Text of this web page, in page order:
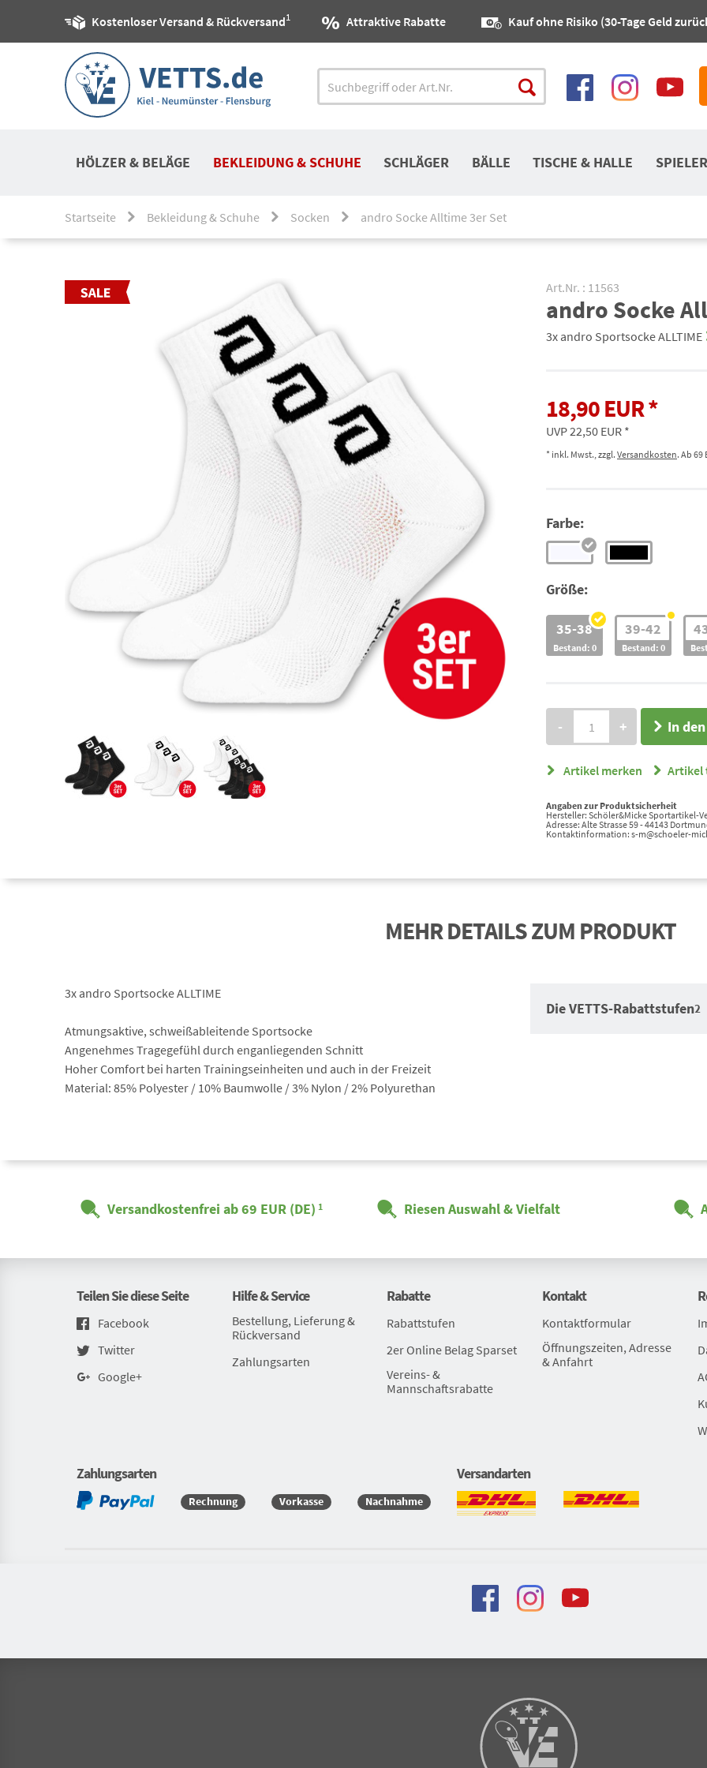
Kostenloser Versand & Rückversand1 Attraktive Rabatte Kauf ohne Risiko (30-Tage Geld
HÖLZER & BELÄGE BEKLEIDUNG & SCHUHE SCHLÄGER BÄLLE TISCHE & HALLE
Startseite Bekleidung & Schuhe Socken andro Socke Alltime 3er Set
Art.Nr. : 11563
andro Socke
3x andro Sportsocke ALLTIME
18,90 EUR
UVP 22,50 EUR
* inkl. Mwst., zzgl. Versandkosten. Ab
Farbe:
Größe:
35-38
Bestand: 0
39-42
Bestand: 0
- + In
Artikel merken Artikel
Angaben zur Produktsicherheit
Hersteller: Schöler&Micke Sportartikel-
Adresse: Alte Strasse 59 - 44143
Kontaktinformation: s-m@schoeler-
MEHR DETAILS ZUM PRODUKT
3x andro Sportsocke ALLTIME
Atmungsaktive, schweißableitende Sportsocke
Angenehmes Tragegefühl durch enganliegenden Schnitt
Hoher Comfort bei harten Trainingseinheiten und auch in der Freizeit
Material: 85% Polyester / 10% Baumwolle / 3% Nylon / 2% Polyurethan
Die VETTS-Rabattstufen2
Versandkostenfrei ab 69 EUR (DE) 1 Riesen Auswahl & Vielfalt
Teilen Sie diese Seite
Facebook
Twitter
Google+
Hilfe & Service
Bestellung, Lieferung &
Rückversand
Zahlungsarten
Rabatte
Rabattstufen
2er Online Belag Sparset
Vereins- &
Mannschaftsrabatte
Kontakt
Kontaktformular
Öffnungszeiten, Adresse
& Anfahrt
Zahlungsarten
Rechnung Vorkasse Nachnahme
Versandarten